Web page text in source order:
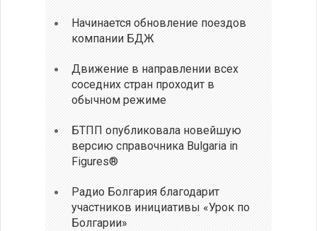
Начинается обновление поездов
компании БДЖ
Движение в направлении всех
соседних стран проходит в
обычном режиме
БТПП опубликовала новейшую
версию справочника Bulgaria in
Figures®
Радио Болгария благодарит
участников инициативы «Урок по
Болгарии»